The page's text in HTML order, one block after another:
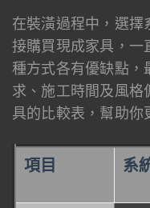
在裝潢過程中，選擇
接購買現成家具，一
種方式各有優缺點，
求、施工時間及風格
具的比較表，幫助你
項目 系